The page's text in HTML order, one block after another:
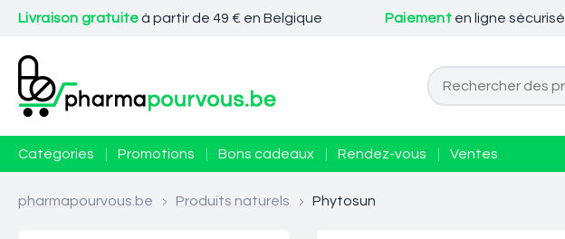
Livraison gratuiteà partir de 49 € en Belgique Paiement en ligne sécurisé
Catégories Promotions Bons cadeaux Rendez-vous Ventes
pharmapourvous.be > Produits naturels > Phytosun